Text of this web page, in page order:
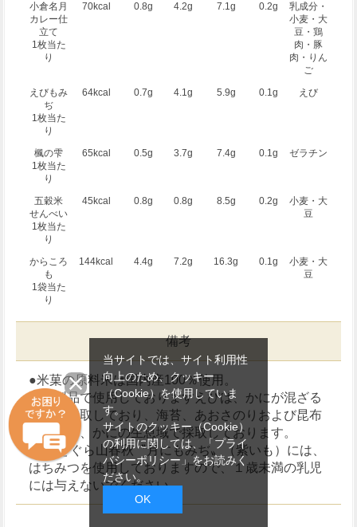
小倉名月
カレー仕
立て
1枚当た
り
70kcal 0.8g 4.2g 7.1g 0.2g
乳成分・
小麦・大
豆・鶏
肉・豚
肉・りん
ご
えびもみ
ぢ
1枚当た
り
64kcal 0.7g 4.1g 5.9g 0.1g えび
楓の雫
1枚当た
り
65kcal 0.5g 3.7g 7.4g 0.1g ゼラチン
五穀米
せんべい
1枚当た
り
45kcal 0.8g 0.8g 8.5g 0.2g
小麦・大
豆
からころ
も
1袋当た
り
144kcal 4.4g 7.2g 16.3g 0.1g
小麦・大
豆
備考
●米菓の原料米は国内産100％使用。
・本製品で使用しておりますえびは、かにが混ざる
漁法で採取しており、海苔、あおさのりおよび昆布
は、えび、かにの生息域で採取しております。
・秋 をぐら山春秋〝月にもみぢ〟（紫いも）には、
はちみつを使用しておりますので、１歳未満の乳児
には与えないでください。
当サイトでは、サイト利用性
向上のため、クッキー
（Cookie）を使用していま
す。
サイトのクッキー（Cookie）
の利用に関しては、 「プライ
バシーポリシー」をお読みく
ださい。
OK